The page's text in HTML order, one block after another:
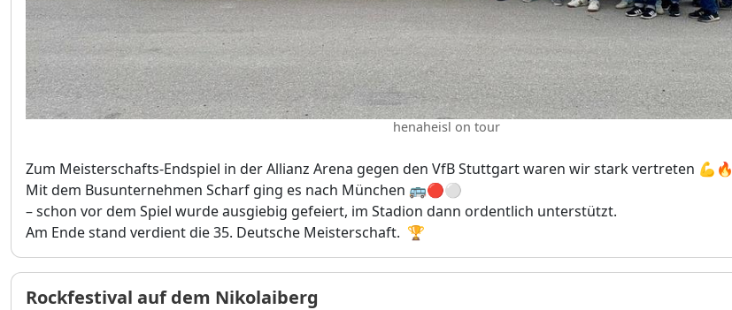
henaheisl on tour
Zum Meisterschafts-Endspiel in der Allianz Arena gegen den VfB Stuttgart waren wir stark vertreten 💪🔥
Mit dem Busunternehmen Scharf ging es nach München 🚌🔴⚪️
– schon vor dem Spiel wurde ausgiebig gefeiert, im Stadion dann ordentlich unterstützt.
Am Ende stand verdient die 35. Deutsche Meisterschaft. 🏆
Rockfestival auf dem Nikolaiberg